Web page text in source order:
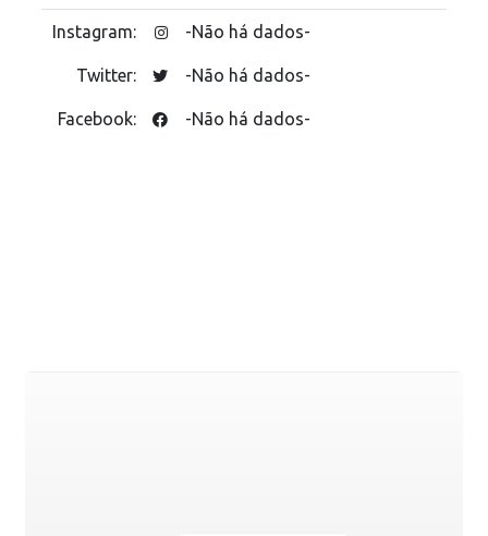
Instagram: -Não há dados-
Twitter: -Não há dados-
Facebook: -Não há dados-